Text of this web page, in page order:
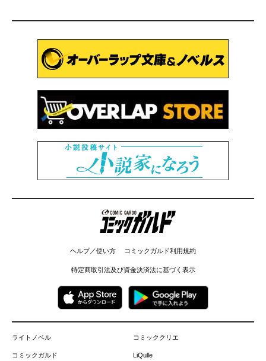
コミックガルド
ヘルプ／使い方 コミックガルド利用規約
特定商取引法及び資金決済法に基づく表示
ライトノベル
コミックガルド
コミッククリエ
LiQulle